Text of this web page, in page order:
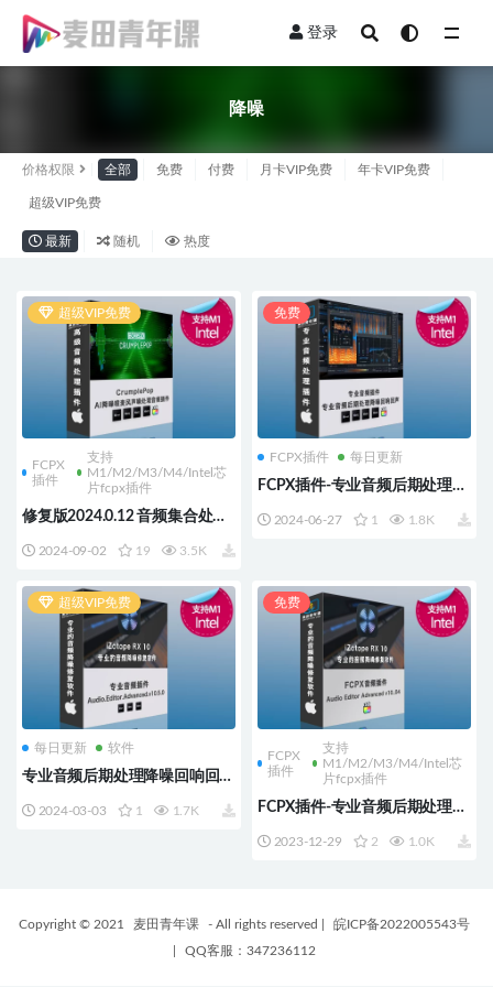
登录
降噪
价格权限 全部 免费 付费 月卡VIP免费 年卡VIP免费
超级VIP免费
最新 随机 热度
超级VIP免费
FCPX
插件
支持
M1/M2/M3/M4/Intel芯
片fcpx插件
修复版2024.0.12 音频集合处理
室外交通杂声 支持M1 M2 M3
2024-09-02 19 3.5K
免费
FCPX插件 每日更新
FCPX插件-专业音频后期处理降
iZotope.RX.11.Audio.Editor.Adv
2024-06-27 1 1.8K
超级VIP免费
每日更新 软件
专业音频后期处理降噪回响回声
2024-03-03 1 1.7K
免费
FCPX
插件
支持
M1/M2/M3/M4/Intel芯
片fcpx插件
FCPX插件-专业音频后期处理降
iZotope RX 10.04
2023-12-29 2 1.0K
Copyright © 2021 麦田青年课 - All rights reserved
皖ICP备2022005543号
QQ客服：347236112